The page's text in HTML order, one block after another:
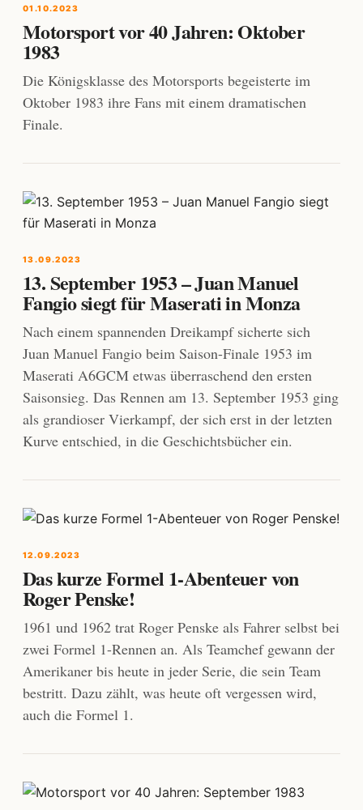
01.10.2023
Motorsport vor 40 Jahren: Oktober
1983
Die Königsklasse des Motorsports begeisterte im
Oktober 1983 ihre Fans mit einem dramatischen
Finale.
13.09.2023
13. September 1953 – Juan Manuel
Fangio siegt für Maserati in Monza
Nach einem spannenden Dreikampf sicherte sich
Juan Manuel Fangio beim Saison-Finale 1953 im
Maserati A6GCM etwas überraschend den ersten
Saisonsieg. Das Rennen am 13. September 1953 ging
als grandioser Vierkampf, der sich erst in der letzten
Kurve entschied, in die Geschichtsbücher ein.
12.09.2023
Das kurze Formel 1-Abenteuer von
Roger Penske!
1961 und 1962 trat Roger Penske als Fahrer selbst bei
zwei Formel 1-Rennen an. Als Teamchef gewann der
Amerikaner bis heute in jeder Serie, die sein Team
bestritt. Dazu zählt, was heute oft vergessen wird,
auch die Formel 1.